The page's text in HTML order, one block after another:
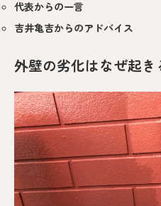
代表からの一言
吉井亀吉からのアドバイス
外壁の劣化はなぜ起き